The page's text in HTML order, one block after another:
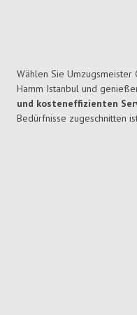
Wählen Sie
Hamm Istanbul und
und kosteneffizienten
Bedürfnisse zugeschnitten